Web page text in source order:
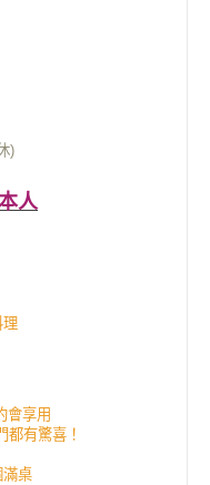
)
人
理
會享用
都有驚喜！
滿桌